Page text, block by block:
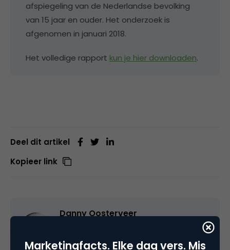
afspiegeling van de Nederlandse bevolking
van 15 jaar en ouder. Het onderzoek is
afgenomen in januari 2018.
Het volledige rapport kun je hier downloaden.
Deel dit artikel
Kopieer link
Danny Oosterveer
Data-gedreven digital marketeer bij
Datasexual
Marketingfacts. Elke dag vers. Mis